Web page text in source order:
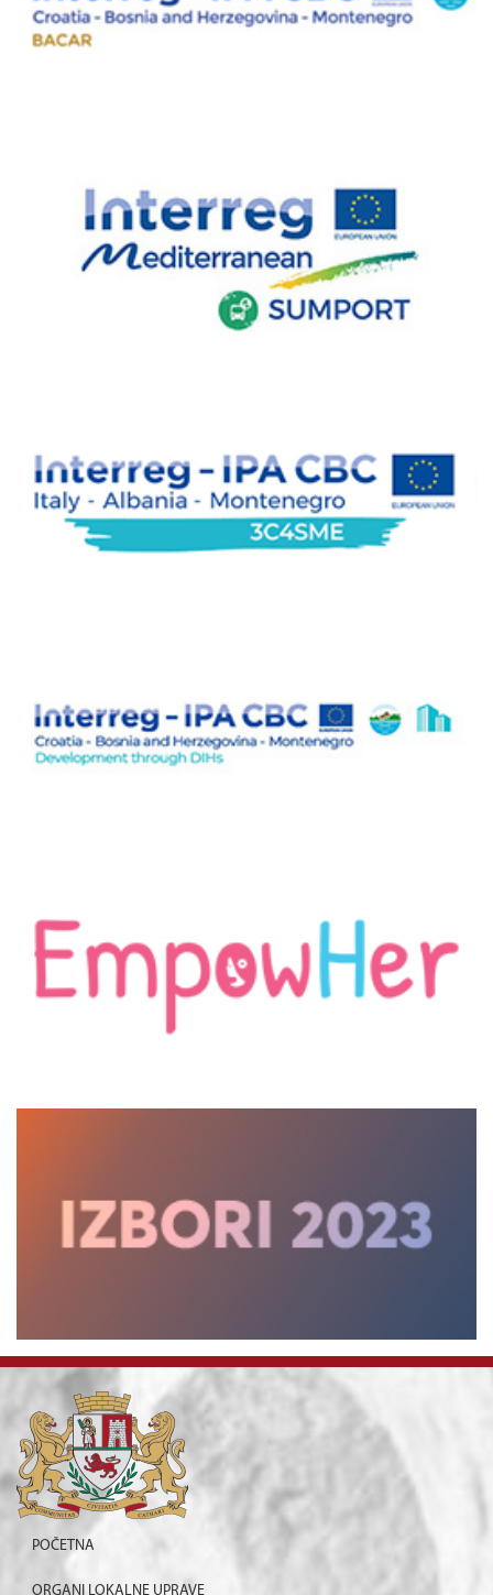
POČETNA
ORGANI LOKALNE UPRAVE